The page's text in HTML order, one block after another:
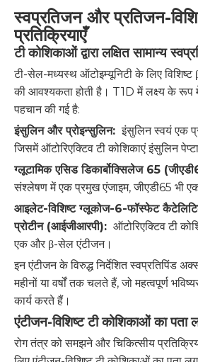
स्वप्रतिजन और प्रतिजन-
प्रतिक्रियाएँ
टी कोशिकाओं द्वारा लक्षित सामान्य
टी-सेल-मध्यस्थ ऑटोइम्यूनिटी के लिए
की आवश्यकता होती है। T1D में लक्ष्य के रूप
पहचान की गई है:
इंसुलिन और प्रोइन्सुलिन: इंसुलिन स्वयं एक
जिसमें ऑटोरिएक्टिव टी कोशिकाएं इंसुलिन
ग्लूटामिक एसिड डिकार्बोक्सिलेज 65
संश्लेषण में एक प्रमुख एंजाइम, जीएडी65 भी
आइलेट-विशिष्ट ग्लूकोज-6-फॉस्फेट
प्रोटीन (आईजीआरपी): ऑटोरिएक्टिव टी
एक और β-सेल एंटीजन।
इन एंटीजन के विरुद्ध निर्देशित स्वप्रतिपिंड
महीनों या वर्षों तक चलते हैं, जो महत्वपूर्ण
कार्य करते हैं।
एंटीजन-विशिष्ट टी कोशिकाओं का
रोग तंत्र को समझने और चिकित्सीय